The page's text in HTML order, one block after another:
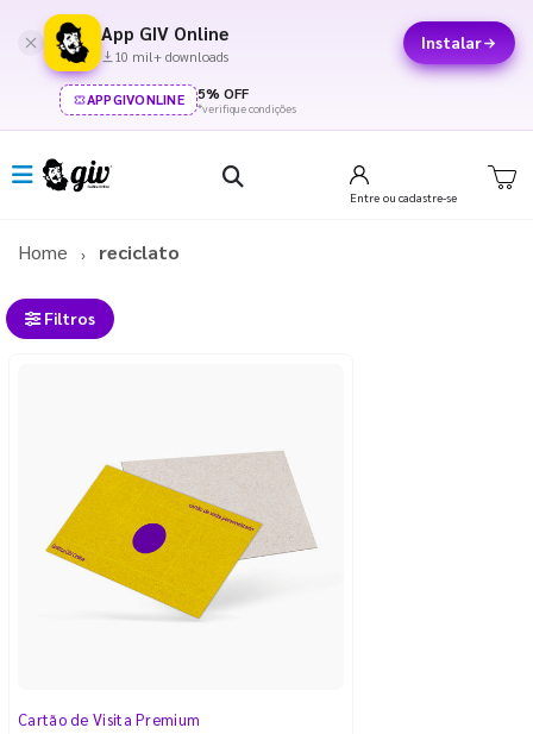
App GIV Online
10 mil+ downloads
Instalar
APPGIVONLINE 5% OFF
*verifique condições
Entre ou cadastre-se
Home reciclato
Filtros
Cartão de Visita Premium